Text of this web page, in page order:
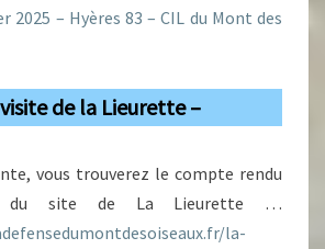
2025 – Hyères 83 – CIL du Mont des
de la Lieurette –
vous trouverez le compte rendu
site de La Lieurette …
la-